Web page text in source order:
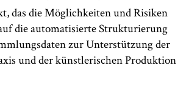
das die Möglichkeiten und Risiken
die automatisierte Strukturierung
zur Unterstützung der
und der künstlerischen Produktion